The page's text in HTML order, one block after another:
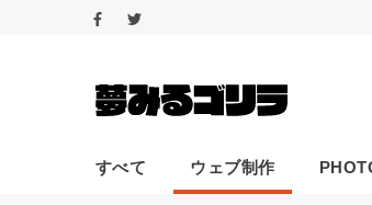
すべて ウェブ制作